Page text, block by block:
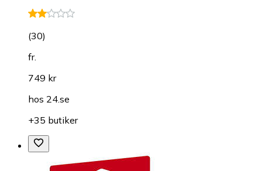
(30)
fr.
749 kr
hos 24.se
+35 butiker